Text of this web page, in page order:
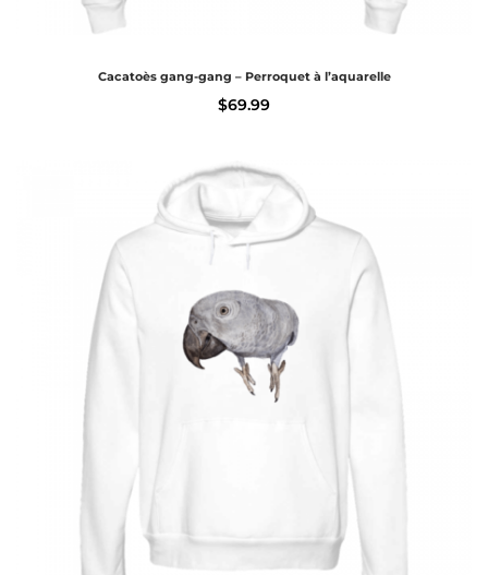
Cacatoès gang-gang – Perroquet à l’aquarelle
$69.99